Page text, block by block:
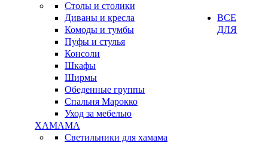
Столы и столики
Диваны и кресла
Комоды и тумбы
Пуфы и стулья
Консоли
Шкафы
Ширмы
Обеденные группы
Спальня Марокко
Уход за мебелью
ВСЕ
ДЛЯ
ХАМАМА
Светильники для хамама